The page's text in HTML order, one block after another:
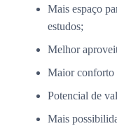
Mais espaço
estudos;
Melhor
Maior conforto
Potencial de
Mais